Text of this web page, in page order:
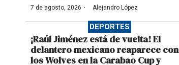
7 de agosto, 2026 · Alejandro López
DEPORTES
¡Raúl Jiménez está de vuelta! El
delantero mexicano reaparece con
los Wolves en la Carabao Cup y